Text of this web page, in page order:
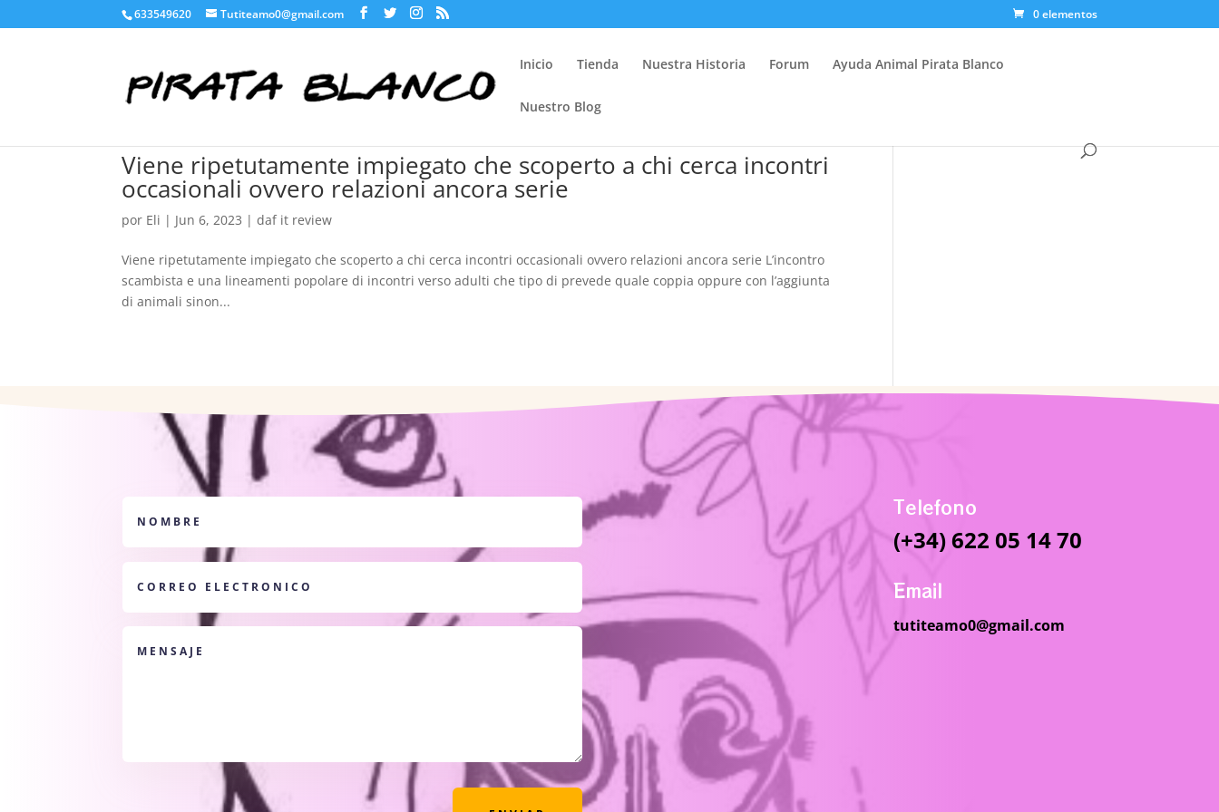
633549620 Tutiteamo0@gmail.com 0 elementos
Inicio Tienda Nuestra Historia Forum Ayuda Animal Pirata Blanco
Nuestro Blog
Viene ripetutamente impiegato che scoperto a chi cerca incontri
occasionali ovvero relazioni ancora serie
por Eli | Jun 6, 2023 |daf it review
Viene ripetutamente impiegato che scoperto a chi cerca incontri occasionali ovvero relazioni ancora serie L’incontro
scambista e una lineamenti popolare di incontri verso adulti che tipo di prevede quale coppia oppure con l’aggiunta
di animali sinon...
Telefono
(+34) 622 05 14 70
Email
tutiteamo0@gmail.com